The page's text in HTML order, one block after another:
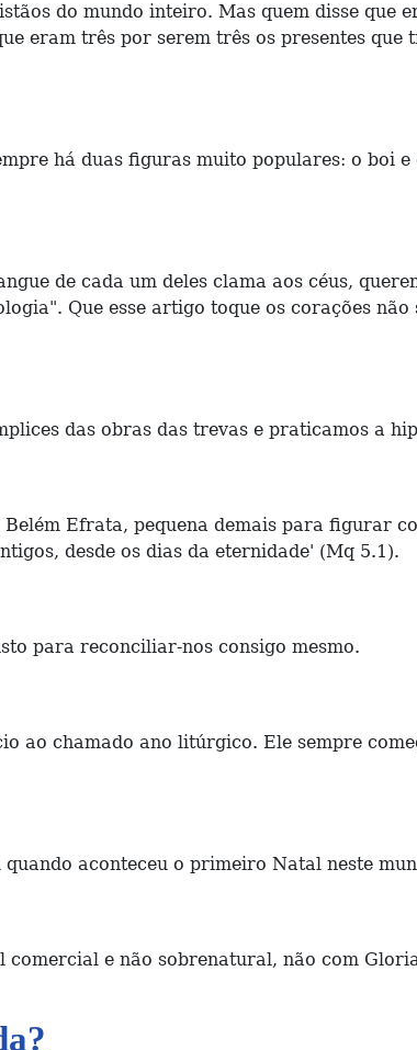
do mundo inteiro. Mas quem disse que
eram três por serem três os presentes que
há duas figuras muito populares: o boi
de cada um deles clama aos céus,
Que esse artigo toque os corações não
das obras das trevas e praticamos a
Efrata, pequena demais para figurar
desde os dias da eternidade' (Mq 5.1).
para reconciliar-nos consigo mesmo.
ao chamado ano litúrgico. Ele sempre
aconteceu o primeiro Natal neste
e não sobrenatural, não com